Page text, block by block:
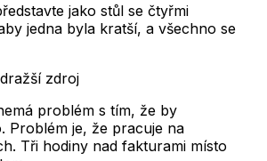
jako stůl se čtyřmi
jedna byla kratší, a všechno se
zdroj
problém s tím, že by
Problém je, že pracuje na
Tři hodiny nad fakturami místo